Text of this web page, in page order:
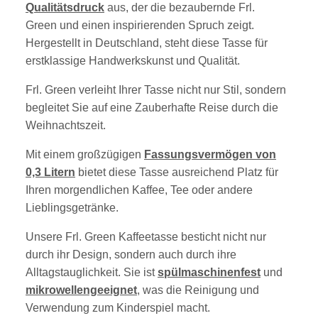
Qualitätsdruck aus, der die bezaubernde Frl.
Green und einen inspirierenden Spruch zeigt.
Hergestellt in Deutschland, steht diese Tasse für
erstklassige Handwerkskunst und Qualität.
Frl. Green verleiht Ihrer Tasse nicht nur Stil, sondern
begleitet Sie auf eine Zauberhafte Reise durch die
Weihnachtszeit.
Mit einem großzügigen Fassungsvermögen von
0,3 Litern bietet diese Tasse ausreichend Platz für
Ihren morgendlichen Kaffee, Tee oder andere
Lieblingsgetränke.
Unsere Frl. Green Kaffeetasse besticht nicht nur
durch ihr Design, sondern auch durch ihre
Alltagstauglichkeit. Sie istspülmaschinenfest und
mikrowellengeeignet, was die Reinigung und
Verwendung zum Kinderspiel macht.